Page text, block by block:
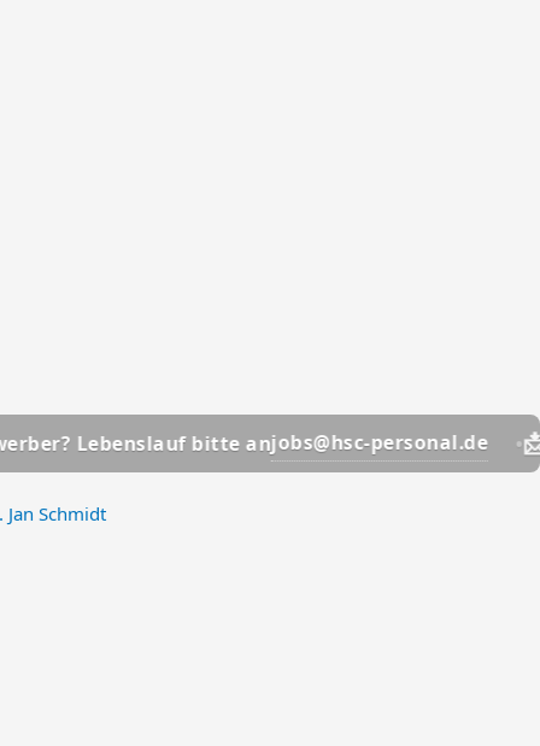
bitte anjobs@hsc-personal.de 📩
Schmidt